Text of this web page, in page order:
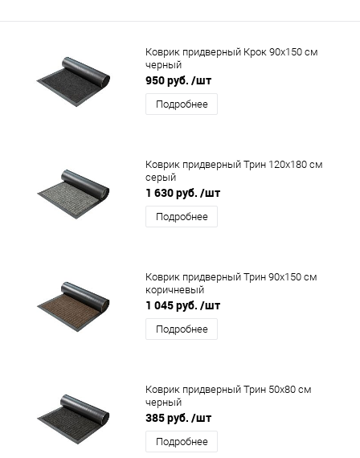
Коврик придверный Крок 90x150 см
черный
950 руб. /шт
Подробнее
Коврик придверный Трин 120x180 см
серый
1 630 руб. /шт
Подробнее
Коврик придверный Трин 90x150 см
коричневый
1 045 руб. /шт
Подробнее
Коврик придверный Трин 50x80 см
черный
385 руб. /шт
Подробнее